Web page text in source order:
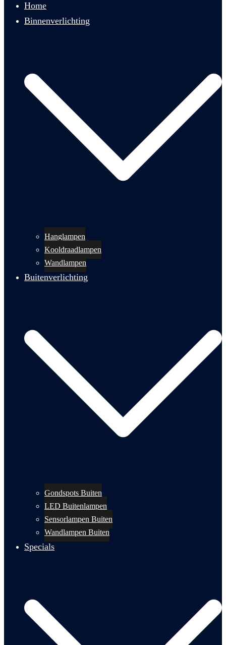
Home
Binnenverlichting
Hanglampen
Kooldraadlampen
Wandlampen
Buitenverlichting
Gondspots Buiten
LED Buitenlampen
Sensorlampen Buiten
Wandlampen Buiten
Specials